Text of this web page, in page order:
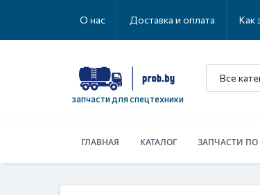
О нас Доставка и оплата Как
запчасти для спецтехники
Все
ГЛАВНАЯ КАТАЛОГ ЗАПЧАСТИ